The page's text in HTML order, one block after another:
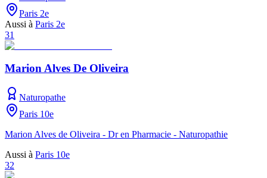
Paris 2e
Aussi à Paris 2e
31
Marion Alves De Oliveira
Naturopathe
Paris 10e
Marion Alves de Oliveira - Dr en Pharmacie - Naturopathie
Aussi à Paris 10e
32